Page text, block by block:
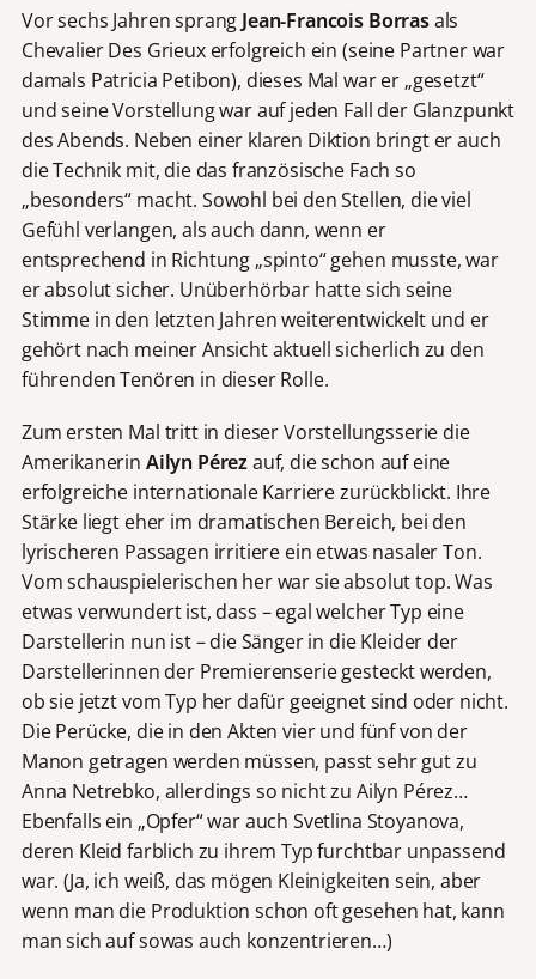
Vor sechs Jahren sprang Jean-Francois Borrasals
Chevalier Des Grieux erfolgreich ein (seine Partner war
damals Patricia Petibon), dieses Mal war er „gesetzt“
und seine Vorstellung war auf jeden Fall der Glanzpunkt
des Abends. Neben einer klaren Diktion bringt er auch
die Technik mit, die das französische Fach so
„besonders“ macht. Sowohl bei den Stellen, die viel
Gefühl verlangen, als auch dann, wenn er
entsprechend in Richtung „spinto“ gehen musste, war
er absolut sicher. Unüberhörbar hatte sich seine
Stimme in den letzten Jahren weiterentwickelt und er
gehört nach meiner Ansicht aktuell sicherlich zu den
führenden Tenören in dieser Rolle.
Zum ersten Mal tritt in dieser Vorstellungsserie die
Amerikanerin Ailyn Pérezauf, die schon auf eine
erfolgreiche internationale Karriere zurückblickt. Ihre
Stärke liegt eher im dramatischen Bereich, bei den
lyrischeren Passagen irritiere ein etwas nasaler Ton.
Vom schauspielerischen her war sie absolut top. Was
etwas verwundert ist, dass – egal welcher Typ eine
Darstellerin nun ist – die Sänger in die Kleider der
Darstellerinnen der Premierenserie gesteckt werden,
ob sie jetzt vom Typ her dafür geeignet sind oder nicht.
Die Perücke, die in den Akten vier und fünf von der
Manon getragen werden müssen, passt sehr gut zu
Anna Netrebko, allerdings so nicht zu Ailyn Pérez…
Ebenfalls ein „Opfer“ war auch Svetlina Stoyanova,
deren Kleid farblich zu ihrem Typ furchtbar unpassend
war. (Ja, ich weiß, das mögen Kleinigkeiten sein, aber
wenn man die Produktion schon oft gesehen hat, kann
man sich auf sowas auch konzentrieren…)